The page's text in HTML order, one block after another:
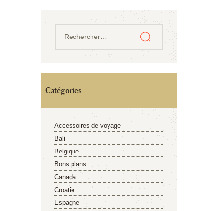
Catégories
Accessoires de voyage
Bali
Belgique
Bons plans
Canada
Croatie
Espagne